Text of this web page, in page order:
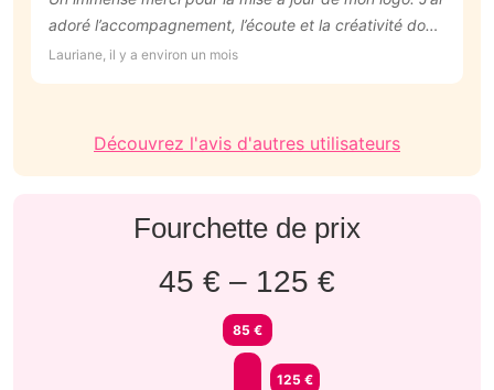
adoré l’accompagnement, l’écoute et la créativité dont
Manon a fait preuve. Le résultat est exactement ce
Lauriane, il y a environ un mois
Découvrez l'avis d'autres utilisateurs
Fourchette de prix
45 € – 125 €
85 €
125 €